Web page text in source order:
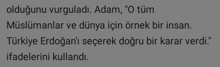
olduğunu vurguladı. Adam, "O tüm
Müslümanlar ve dünya için örnek bir insan.
Türkiye Erdoğan'ı seçerek doğru bir karar verdi."
ifadelerini kullandı.